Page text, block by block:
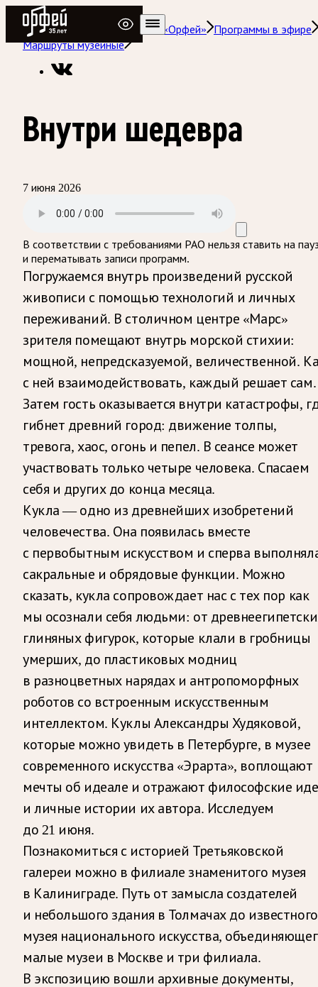
Радио Орфей
Радио классической музыки «Орфей»
Программы в эфире
Маршруты музейные
Внутри шедевра
7 июня 2026
В соответствии с требованиями РАО нельзя ставить на
и перематывать записи программ.
Погружаемся внутрь произведений русской
живописи с помощью технологий и личных
переживаний. В столичном центре «Марс»
зрителя помещают внутрь морской стихии:
мощной, непредсказуемой, величественной.
с ней взаимодействовать, каждый решает сам.
Затем гость оказывается внутри катастрофы,
гибнет древний город: движение толпы,
тревога, хаос, огонь и пепел. В сеансе может
участвовать только четыре человека. Спасаем
себя и других до конца месяца.
Кукла — одно из древнейших изобретений
человечества. Она появилась вместе
с первобытным искусством и сперва
сакральные и обрядовые функции. Можно
сказать, кукла сопровождает нас с тех пор как
мы осознали себя людьми: от
глиняных фигурок, которые клали в гробницы
умерших, до пластиковых модниц
в разноцветных нарядах и антропоморфных
роботов со встроенным искусственным
интеллектом. Куклы Александры Худяковой,
которые можно увидеть в Петербурге, в музее
современного искусства «Эрарта», воплощают
мечты об идеале и отражают философские
и личные истории их автора. Исследуем
до 21 июня.
Познакомиться с историей Третьяковской
галереи можно в филиале знаменитого музея
в Калиниграде. Путь от замысла создателей
и небольшого здания в Толмачах до известного
музея национального искусства,
малые музеи в Москве и три филиала.
В экспозицию вошли архивные документы,